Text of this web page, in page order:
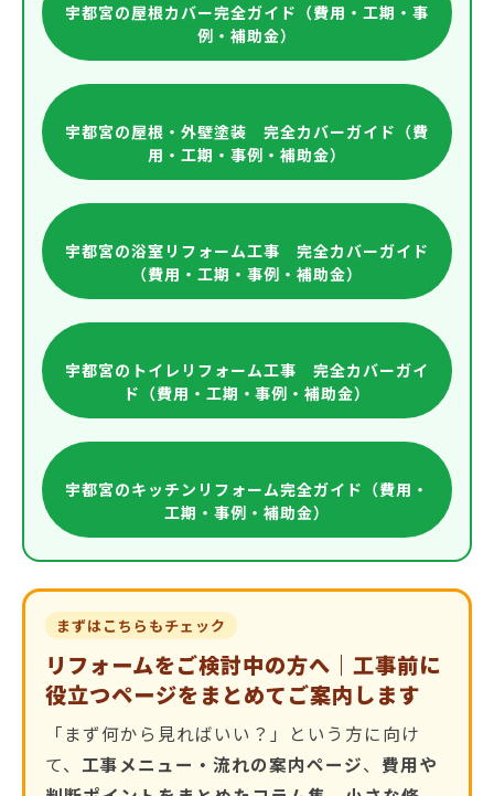
宇都宮の屋根カバー完全ガイド（費用・工期・事
例・補助金）
宇都宮の屋根・外壁塗装 完全カバーガイド（費
用・工期・事例・補助金）
宇都宮の浴室リフォーム工事 完全カバーガイド
（費用・工期・事例・補助金）
宇都宮のトイレリフォーム工事 完全カバーガイ
ド（費用・工期・事例・補助金）
宇都宮のキッチンリフォーム完全ガイド（費用・
工期・事例・補助金）
まずはこちらもチェック
リフォームをご検討中の方へ｜工事前に
役立つページをまとめてご案内します
「まず何から見ればいい？」という方に向け
て、 工事メニュー・流れの案内ページ、 費用や